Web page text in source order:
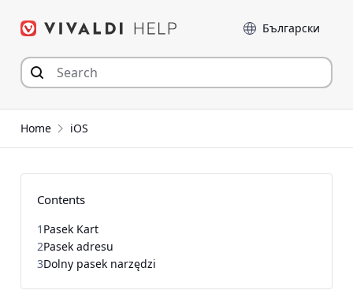
Język
Home iOS
Contents
1 Pasek Kart
2Pasek adresu
3Dolny pasek narzędzi